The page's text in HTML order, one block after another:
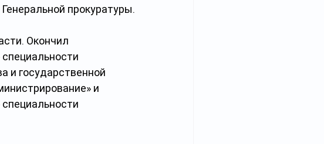
прокуратуры.
Окончил
и государственной
и